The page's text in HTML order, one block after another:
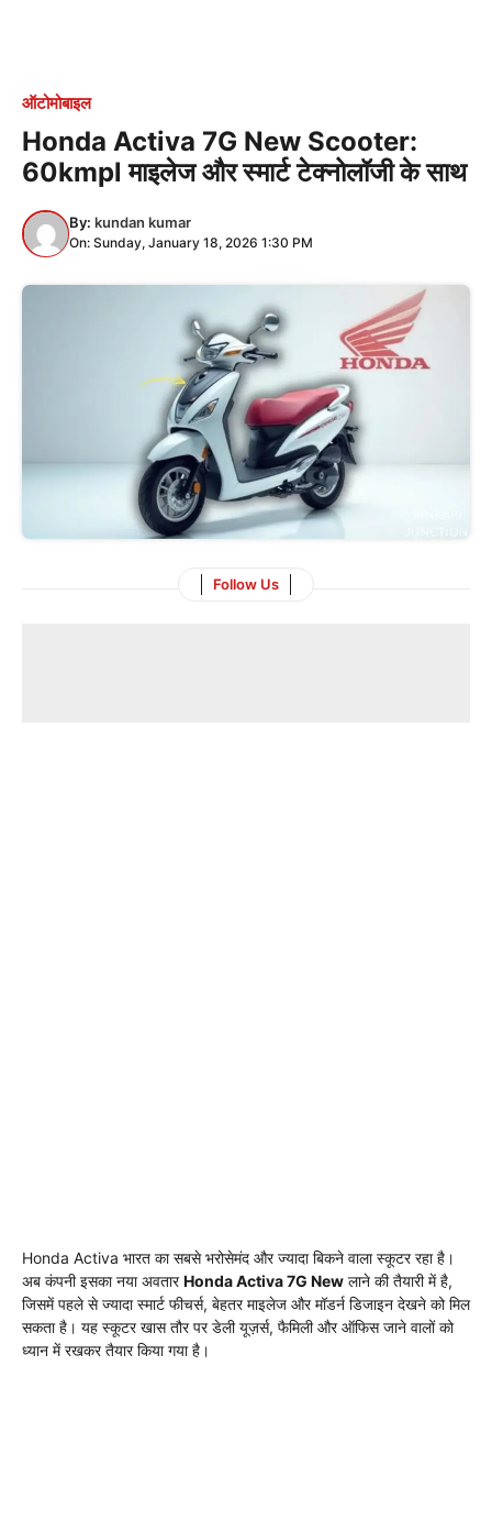
ऑटोमोबाइल
Honda Activa 7G New Scooter:
60kmpl माइलेज और स्मार्ट टेक्नोलॉजी के साथ
By: kundan kumar
On: Sunday, January 18, 2026 1:30 PM
Follow Us
Honda Activa भारत का सबसे भरोसेमंद और ज्यादा बिकने वाला स्कूटर रहा है।
अब कंपनी इसका नया अवतारHonda Activa 7G New लाने की तैयारी में है,
जिसमें पहले से ज्यादा स्मार्ट फीचर्स, बेहतर माइलेज और मॉडर्न डिजाइन देखने को मिल
सकता है। यह स्कूटर खास तौर पर डेली यूज़र्स, फैमिली और ऑफिस जाने वालों को
ध्यान में रखकर तैयार किया गया है।